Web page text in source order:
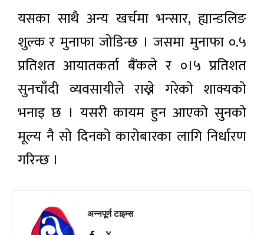
यसका साथै अन्य खर्चमा भन्सार, ह्यान्डलिङ
शुल्क र मुनाफा जोडिन्छ । जसमा मुनाफा ०.५
प्रतिशत आयातकर्ता बैंकले र ०।५ प्रतिशत
सुनचाँदी व्यवसायीले राख्ने गरेको शाक्यको
भनाइ छ । यसरी कायम हुन आएको सुनको
मूल्य नै सो दिनको कारोबारका लागि निर्धारण
गरिन्छ ।
अन्नपूर्ण टाइम्स